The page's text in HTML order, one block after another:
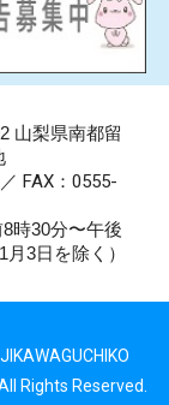
山梨県南都留
FAX：0555-
時30分〜午後
3日を除く）
Rights Reserved.